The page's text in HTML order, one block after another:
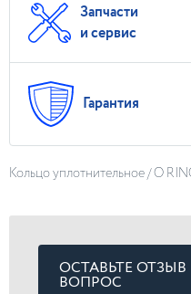
Запчасти
и сервис
Гарантия
Кольцо уплотнительное / O
ОСТАВЬТЕ
ВОПРОС